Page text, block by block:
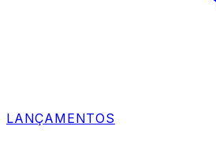
LANÇAMENTOS